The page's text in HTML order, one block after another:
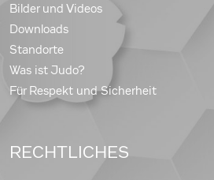
Bilder und Videos
Downloads
Standorte
Was ist Judo?
Für Respekt und Sicherheit
RECHTLICHES